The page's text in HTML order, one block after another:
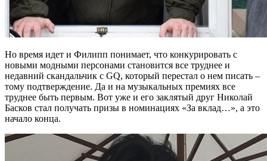
Но время идет и Филипп понимает, что конкурировать с
новыми модными персонами становится все труднее и
недавний скандальчик с GQ, который перестал о нем писать –
тому подтверждение. Да и на музыкальных премиях все
труднее быть первым. Вот уже и его заклятый друг Николай
Басков стал получать призы в номинациях «За вклад…», а это
начало конца.